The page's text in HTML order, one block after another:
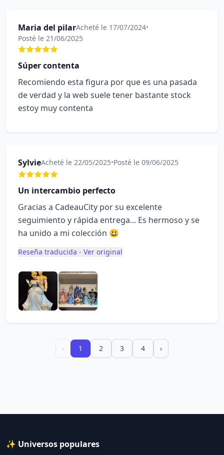
Maria del pilarAcheté le 17/07/2024•
Posté le 21/06/2025
Súper contenta
Recomiendo esta figura por que es una pasada
de verdad y la web suele tener bastante stock
estoy muy contenta
SylvieAcheté le 22/05/2025•Posté le 09/06/2025
Un intercambio perfecto
Gracias a CadeauCity por su excelente
seguimiento y rápida entrega... Es hermoso y se
ha unido a mi colección 😃
Reseña traducida - Ver original
‹ 1 2 3 4 ›
✨ Universos populares